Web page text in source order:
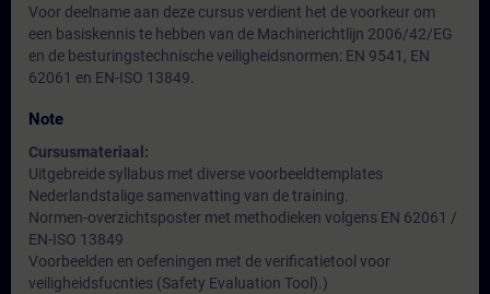
Voor deelname aan deze cursus verdient het de voorkeur om
een basiskennis te hebben van de Machinerichtlijn 2006/42/EG
en de besturingstechnische veiligheidsnormen: EN 9541, EN
62061 en EN-ISO 13849.
Note
Cursusmateriaal:
Uitgebreide syllabus met diverse voorbeeldtemplates
Nederlandstalige samenvatting van de training.
Normen-overzichtsposter met methodieken volgens EN 62061 /
EN-ISO 13849
Voorbeelden en oefeningen met de verificatietool voor
veiligheidsfucnties (Safety Evaluation Tool).)